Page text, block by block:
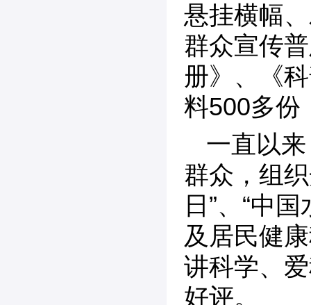
悬挂横幅
群众宣传
册》、《
料500多份
一直以
群众，组
日”、“中
及居民健
讲科学、
好评。